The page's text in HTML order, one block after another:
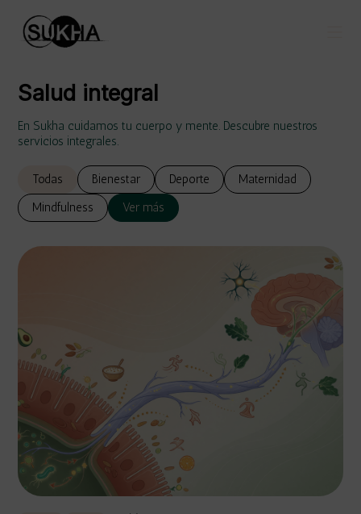
Salud integral
En Sukha cuidamos tu cuerpo y mente. Descubre nuestros
servicios integrales.
Todas Bienestar Deporte
Maternidad
Mindfulness
Ver más